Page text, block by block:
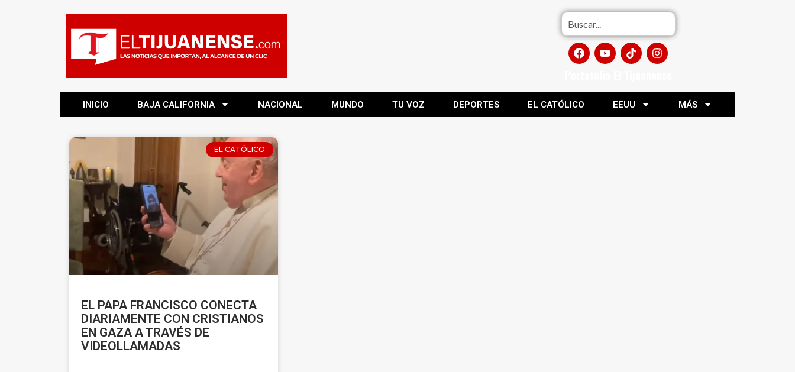
INICIO BAJA CALIFORNIA NACIONAL MUNDO TU VOZ DEPORTES EL CATÓLICO EEUU MÁS
EL CATÓLICO
EL PAPA FRANCISCO CONECTA
DIARIAMENTE CON CRISTIANOS
EN GAZA A TRAVÉS DE
VIDEOLLAMADAS